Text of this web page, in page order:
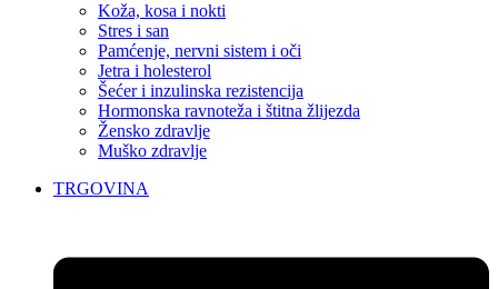
Koža, kosa i nokti
Stres i san
Pamćenje, nervni sistem i oči
Jetra i holesterol
Šećer i inzulinska rezistencija
Hormonska ravnoteža i štitna žlijezda
Žensko zdravlje
Muško zdravlje
TRGOVINA